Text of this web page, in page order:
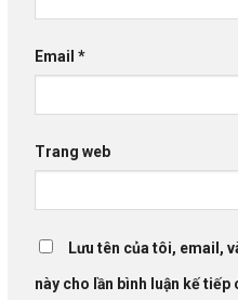
Email *
Trang web
Lưu tên của tôi, email,
này cho lần bình luận kế tiếp